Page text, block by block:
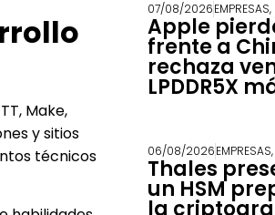
Make,
y sitios
técnicos
07/08/2026EMPRESAS,
Apple
frente a
rechaza
LPDDR5X
06/08/2026EMPRESAS,
Thales
un HSM